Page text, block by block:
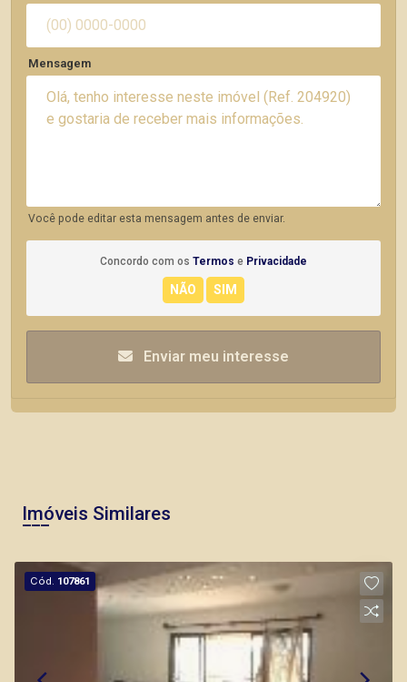
Mensagem
Você pode editar esta mensagem antes de enviar.
Concordo com os Termos e Privacidade
Enviar meu interesse
Imóveis Similares
Cód. 107861